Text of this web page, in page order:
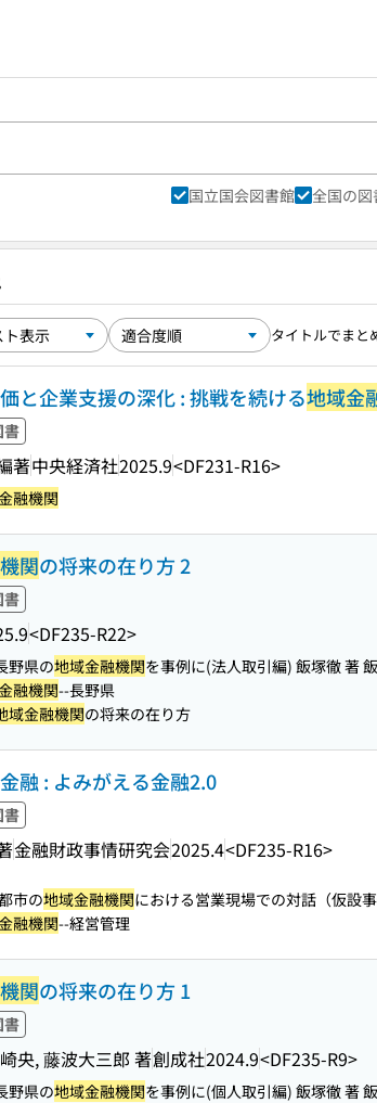
国立国会図書館 全国の図
タイトルでまと
と企業支援の深化 : 挑戦を続ける地域金
書
著中央経済社2025.9<DF231-R16>
融機関
関の将来の在り方 2
書
<DF235-R22>
野県の地域金融機関を事例に(法人取引編) 飯塚徹 著
融機関--長野県
域金融機関の将来の在り方
融 : よみがえる金融2.0
書
金融財政事情研究会2025.4<DF235-R16>
市の地域金融機関における営業現場での対話（仮設
融機関--経営管理
関の将来の在り方 1
書
央, 藤波大三郎 著創成社2024.9<DF235-R9>
野県の地域金融機関を事例に(個人取引編) 飯塚徹 著